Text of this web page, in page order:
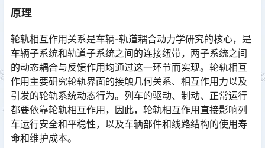
原理
轮轨相互作用关系是车辆-轨道耦合动力学研究的核心，是
车辆子系统和轨道子系统之间的连接纽带，两子系统之间
的动态耦合与反馈作用均通过这一环节而实现。轮轨相互
作用主要研究轮轨界面的接触几何关系、相互作用力以及
引发的轮轨系统动态行为。列车的驱动、制动、正常运行
都要依靠轮轨相互作用，因此，轮轨相互作用直接影响列
车运行安全和平稳性，以及车辆部件和线路结构的使用寿
命和维护成本。󠅅󠅃󠄵󠅂󠄪󠇖󠆨󠆨󠇕󠆞󠆒󠅬󠇘󠆭󠆘󠇙󠆝󠅵󠇗󠆭󠆁󠄐󠇗󠅹󠅸󠇖󠆍󠅳󠇖󠅹󠅰󠇖󠆌󠅹